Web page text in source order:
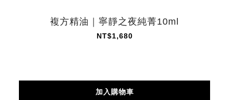
複方精油｜寧靜之夜純菁10ml
NT$1,680
加入購物車